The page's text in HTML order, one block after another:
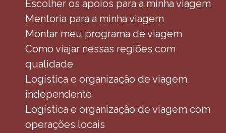
Escolher os apoios para a minha viagem
Mentoria para a minha viagem
Montar meu programa de viagem
Como viajar nessas regiões com
qualidade
Logística e organização de viagem
independente
Logística e organização de viagem com
operações locais